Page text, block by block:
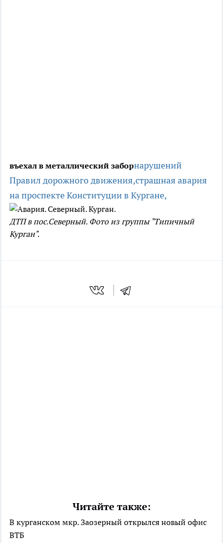
въехал в металлический заборнарушений
Правил дорожного движения,страшная авария
на проспекте Конституции в Кургане,
ДТП в пос.Северный. Фото из группы "Типичный
Курган".
Читайте также:
В курганском мкр. Заозерный открылся новый офис
ВТБ